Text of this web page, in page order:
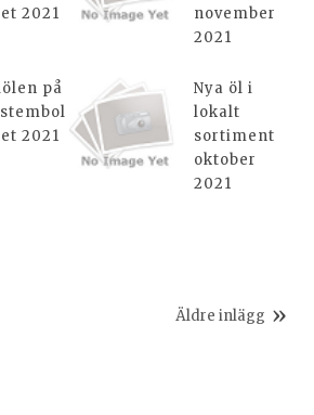
2021
november
2021
på
2021
Nya öl i
lokalt
sortiment
oktober
2021
Äldre inlägg